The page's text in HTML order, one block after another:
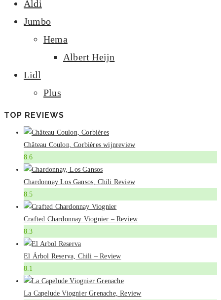
Aldi
Jumbo
Hema
Albert Heijn
Lidl
Plus
TOP REVIEWS
Château Coulon, Corbières wijnreview
8.6
Chardonnay Los Gansos, Chili Review
8.5
Crafted Chardonnay Viognier – Review
8.3
El Árbol Reserva, Chili – Review
8.1
La Capelude Viognier Grenache, Review